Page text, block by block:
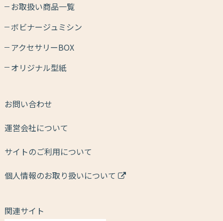
お取扱い商品一覧
ボビナージュミシン
アクセサリーBOX
オリジナル型紙
お問い合わせ
運営会社について
サイトのご利用について
個人情報のお取り扱いについて
関連サイト